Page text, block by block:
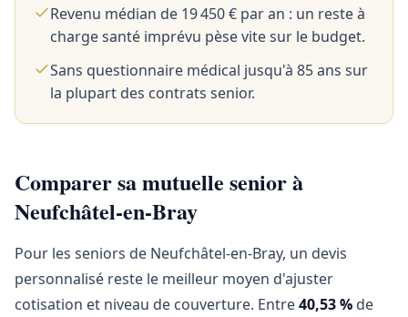
Revenu médian de 19 450 € par an : un reste à
charge santé imprévu pèse vite sur le budget.
Sans questionnaire médical jusqu'à 85 ans sur
la plupart des contrats senior.
Comparer sa mutuelle senior à
Neufchâtel-en-Bray
Pour les seniors de Neufchâtel-en-Bray, un devis
personnalisé reste le meilleur moyen d'ajuster
cotisation et niveau de couverture. Entre40,53 % de